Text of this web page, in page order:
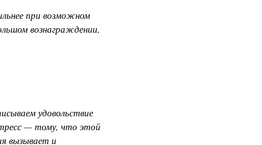
при возможном
вознаграждении,
удовольствие
— тому, что этой
вызывает и